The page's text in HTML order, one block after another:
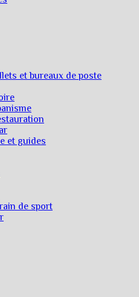
et bureaux de poste
et guides
de sport